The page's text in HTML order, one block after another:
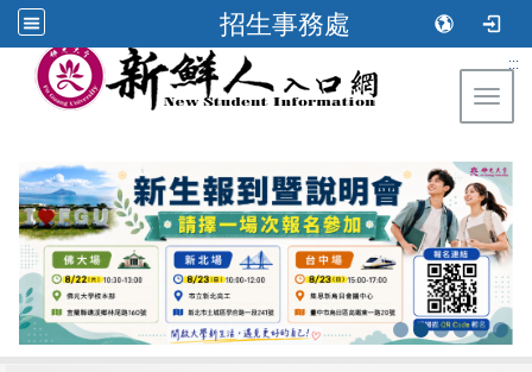
招生事務處
:::